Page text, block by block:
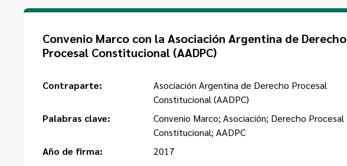
Convenio Marco con la Asociación Argentina de Derecho
Procesal Constitucional (AADPC)
Contraparte:
Asociación Argentina de Derecho Procesal
Constitucional (AADPC)
Palabras clave:
Convenio Marco; Asociación; Derecho Procesal
Constitucional; AADPC
Año de firma:
2017